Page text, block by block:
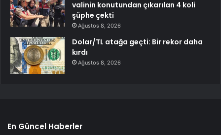
valinin konutundan çıkarılan 4 koli
şüphe çekti
Ağustos 8, 2026
Dolar/TL atağa geçti: Bir rekor daha
kırdı
Ağustos 8, 2026
En Güncel Haberler